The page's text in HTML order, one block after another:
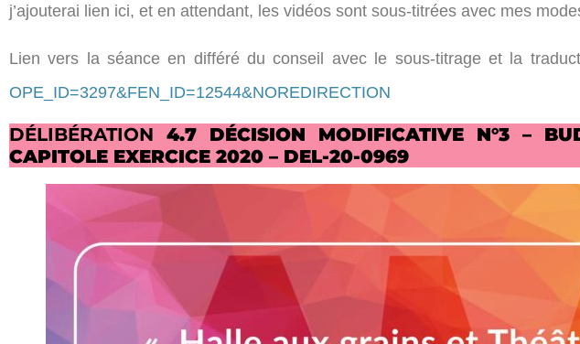
j’ajouterai lien ici, et en attendant, les vidéos sont sous-titrées avec mes
Lien vers la séance en différé du conseil avec le sous-titrage et la
OPE_ID=3297&FEN_ID=12544&NOREDIRECTION
DÉLIBÉRATION 4.7 DÉCISION MODIFICATIVE N°3 –
CAPITOLE EXERCICE 2020 – DEL-20-0969